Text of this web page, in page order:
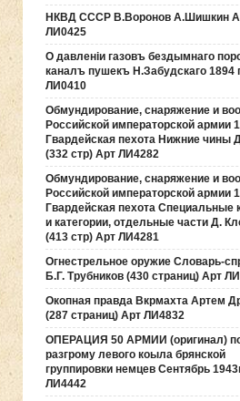
НКВД СССР В.Воронов А.Шишкин
ЛИ0425
О давленiи газовъ бездымнаго
каналъ пушекъ Н.Забудскаго 1894
ЛИ0410
Обмундирование, снаряжение и
Российской императорской армии
Гвардейская пехота Нижние чины
(332 стр) Арт ЛИ4282
Обмундирование, снаряжение и
Российской императорской армии
Гвардейская пехота Специальные
и категории, отдельные части Д.
(413 стр) Арт ЛИ4281
Огнестрельное оружие Словарь-
Б.Г. Трубников (430 страниц) Арт
Окопная правда Вкрмахта Артем
(287 страниц) Арт ЛИ4832
ОПЕРАЦИЯ 50 АРМИИ (оригинал)
разгрому левого коыла брянской
группировки немцев Сентябрь
ЛИ4442